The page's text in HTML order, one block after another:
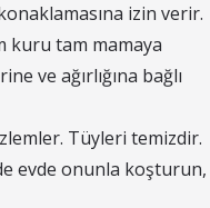
izin verir.
kuru tam mamaya
ve ağırlığına bağlı
Tüyleri temizdir.
evde onunla koşturun,